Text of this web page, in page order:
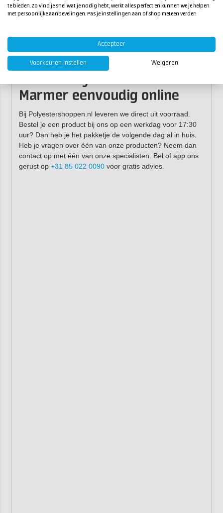
6 kg 5 kg 1 kg
Mengverhouding:5:1 (5 delen poeder, 1 deel vloeistof)
8-10 minuten
Uithardingstijd:20 - 100 minuten
Bestel Acrystal Decor
Marmer eenvoudig online
Bij Polyestershoppen.nl leveren we direct uit voorraad.
Bestel je een product bij ons op een werkdag voor 17:30
uur? Dan heb je het pakketje de volgende dag al in huis.
Heb je vragen over één van onze producten? Neem dan
contact op met één van onze specialisten. Bel of app ons
gerust op +31 85 022 0090voor gratis advies.
te bieden. Zo vind je snel wat je nodig hebt, werkt alles perfect en kunnen we je helpen
met persoonlijke aanbevelingen. Pas je instellingen aan of shop meteen verder!
Accepteer
Voorkeuren instellen Weigeren